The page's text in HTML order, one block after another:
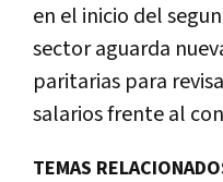
en el inicio del
sector aguarda
paritarias para
salarios frente al
TEMAS